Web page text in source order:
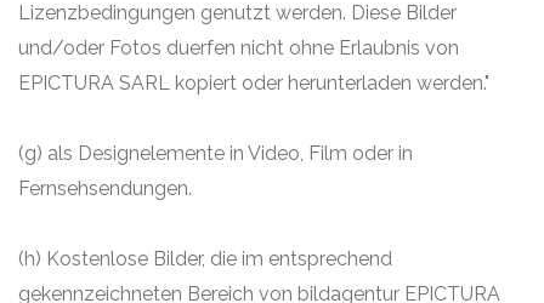
Lizenzbedingungen genutzt werden. Diese Bilder
und/oder Fotos duerfen nicht ohne Erlaubnis von
EPICTURA SARL kopiert oder herunterladen werden."
(g) als Designelemente in Video, Film oder in
Fernsehsendungen.
(h) Kostenlose Bilder, die im entsprechend
gekennzeichneten Bereich von bildagentur EPICTURA